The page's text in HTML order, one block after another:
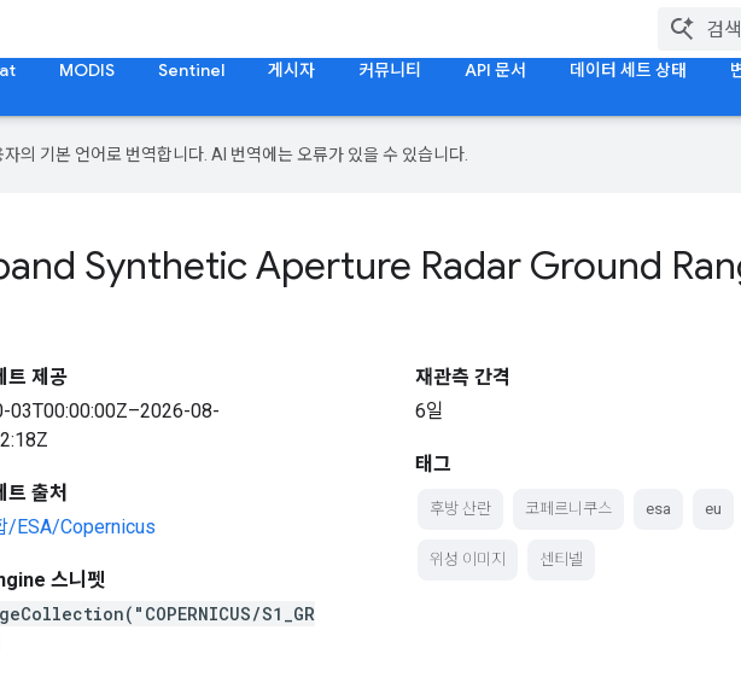
MODIS Sentinel 게시자 커뮤니티 API 문서 데이터 세트 상태
의 기본 언어로 번역합니다. AI 번역에는 오류가 있을 수 있습니다.
Synthetic Aperture Radar Ground
트 제공
03T00:00:00Z–2026-08-
트 출처
/ESA/Copernicus
스니펫
S1_GR
재관측 간격
6일
태그
후방 산란 코페르니쿠스 esa eu
위성 이미지 센티넬